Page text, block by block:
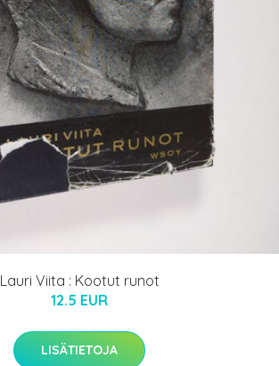
Lauri Viita : Kootut runot
12.5 EUR
LISÄTIETOJA